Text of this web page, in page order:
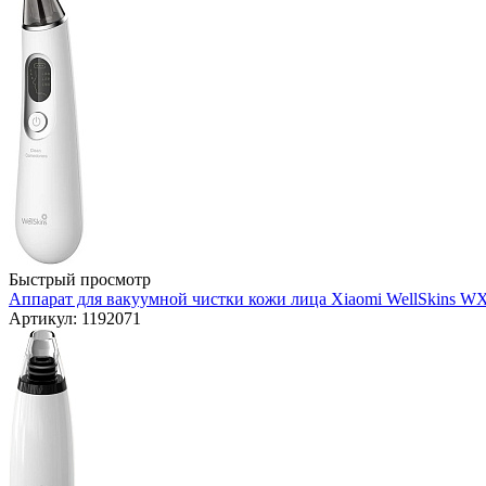
Быстрый просмотр
Аппарат для вакуумной чистки кожи лица Xiaomi WellSkins
Артикул: 1192071